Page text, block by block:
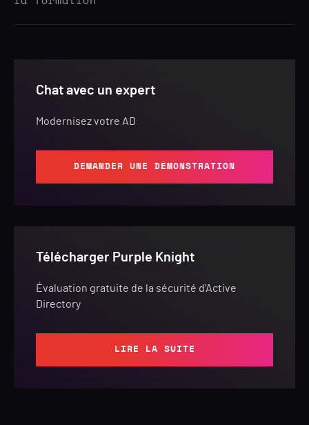
Chat avec un expert
Modernisez votre AD
DEMANDER UNE DÉMONSTRATION
Télécharger Purple Knight
Évaluation gratuite de la sécurité d'Active
Directory
LIRE LA SUITE